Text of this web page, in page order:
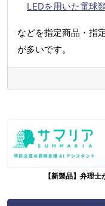
LEDを用いた電球
などを指定商品・指
が多いです。
【新製品】弁理